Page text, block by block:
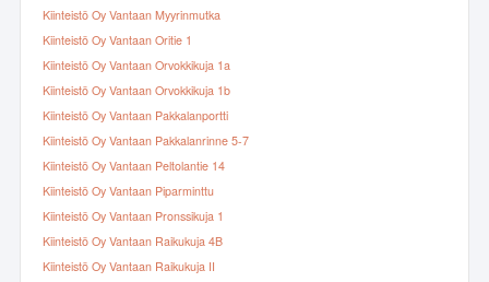
Kiinteistö Oy Vantaan Myyrinmutka
Kiinteistö Oy Vantaan Oritie 1
Kiinteistö Oy Vantaan Orvokkikuja 1a
Kiinteistö Oy Vantaan Orvokkikuja 1b
Kiinteistö Oy Vantaan Pakkalanportti
Kiinteistö Oy Vantaan Pakkalanrinne 5-7
Kiinteistö Oy Vantaan Peltolantie 14
Kiinteistö Oy Vantaan Piparminttu
Kiinteistö Oy Vantaan Pronssikuja 1
Kiinteistö Oy Vantaan Raikukuja 4B
Kiinteistö Oy Vantaan Raikukuja II